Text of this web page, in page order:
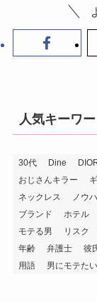
人気キーワ
30代 Dine
おじさんキラー
ネックレス
ノウ
ブランド
ホテル
モテる男
リスク
年齢
弁護士 彼
用語
男にモテたい